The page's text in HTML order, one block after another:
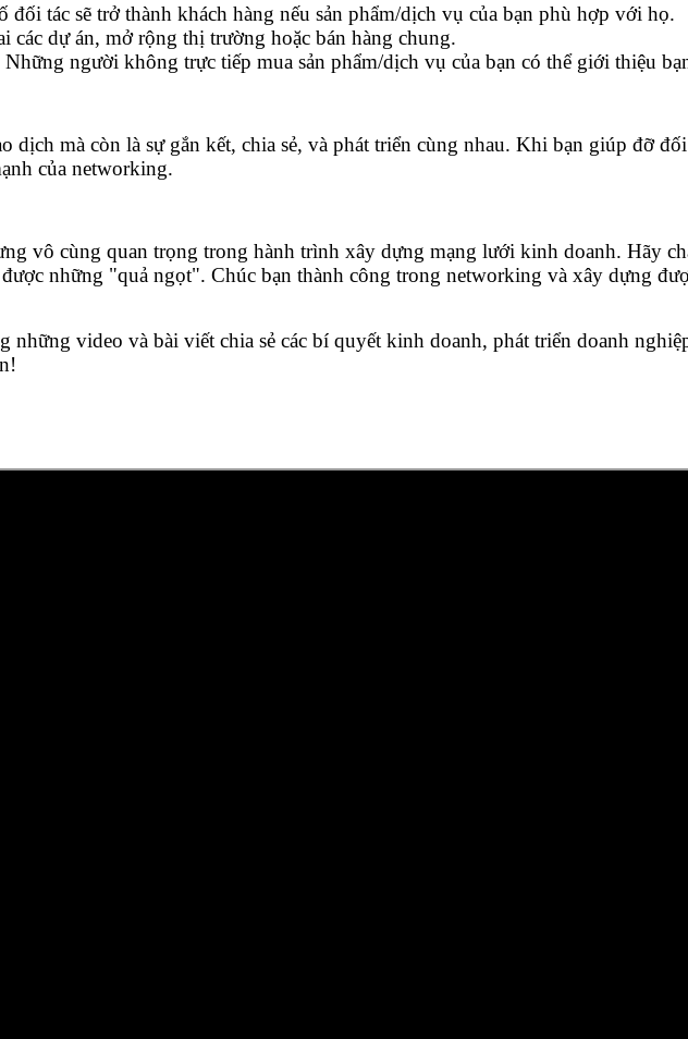
đối tác sẽ trở thành khách hàng nếu sản phẩm/dịch vụ của bạn phù hợp với họ.
các dự án, mở rộng thị trường hoặc bán hàng chung.
Những người không trực tiếp mua sản phẩm/dịch vụ của bạn có thể giới thiệu
mà còn là sự gắn kết, chia sẻ, và phát triển cùng nhau. Khi bạn giúp đỡ
của networking.
vô cùng quan trọng trong hành trình xây dựng mạng lưới kinh doanh. Hãy
những "quả ngọt". Chúc bạn thành công trong networking và xây dựng
những video và bài viết chia sẻ các bí quyết kinh doanh, phát triển doanh